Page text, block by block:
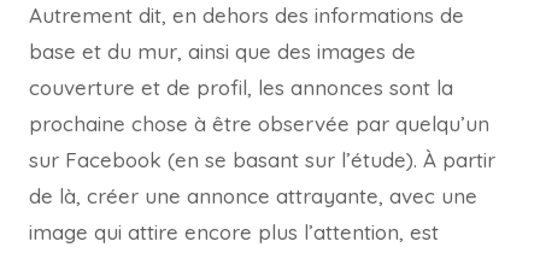
Autrement dit, en dehors des informations de
base et du mur, ainsi que des images de
couverture et de profil, les annonces sont la
prochaine chose à être observée par quelqu’un
sur Facebook (en se basant sur l’étude). À partir
de là, créer une annonce attrayante, avec une
image qui attire encore plus l’attention, est